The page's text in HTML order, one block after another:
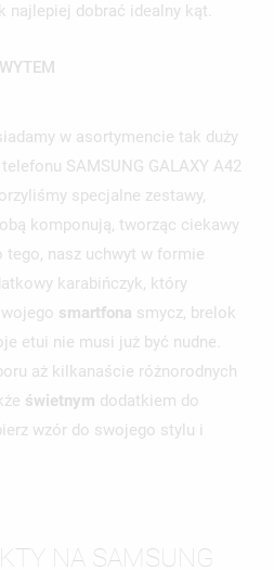
najlepiej dobrać idealny kąt.
w asortymencie tak duży
SAMSUNG GALAXY A42
specjalne zestawy,
komponują, tworząc ciekawy
tego, nasz uchwyt w formie
karabińczyk, który
smartfona smycz, brelok
etui nie musi już być nudne.
aż kilkanaście różnorodnych
świetnym dodatkiem do
wzór do swojego stylu i
NA SAMSUNG